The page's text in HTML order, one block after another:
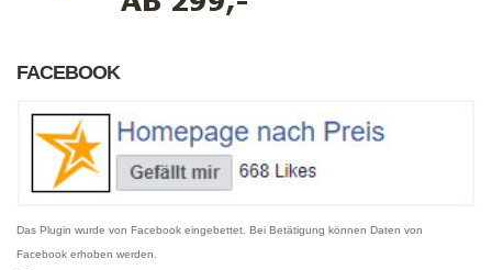
FACEBOOK
Das Plugin wurde von Facebook eingebettet. Bei Betätigung können Daten von
Facebook erhoben werden.